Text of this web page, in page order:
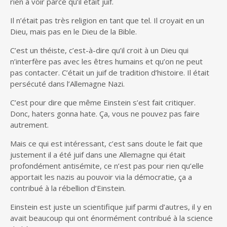
Il n’était pas très religion en tant que tel. Il croyait en un
Dieu, mais pas en le Dieu de la Bible.
C’est un théiste, c’est-à-dire qu’il croit à un Dieu qui
n’interfère pas avec les êtres humains et qu’on ne peut
pas contacter. C’était un juif de tradition d’histoire. Il était
persécuté dans l’Allemagne Nazi.
C’est pour dire que même Einstein s’est fait critiquer.
Donc, haters gonna hate. Ça, vous ne pouvez pas faire
autrement.
Mais ce qui est intéressant, c’est sans doute le fait que
justement il a été juif dans une Allemagne qui était
profondément antisémite, ce n’est pas pour rien qu’elle
apportait les nazis au pouvoir via la démocratie, ça a
contribué à la rébellion d’Einstein.
Einstein est juste un scientifique juif parmi d’autres, il y en
avait beaucoup qui ont énormément contribué à la science